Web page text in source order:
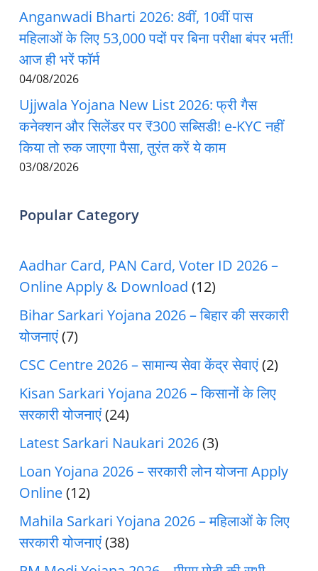
Anganwadi Bharti 2026: 8वीं, 10वीं पास
महिलाओं के लिए 53,000 पदों पर बिना परीक्षा बंपर भर्ती!
आज ही भरें फॉर्म
04/08/2026
Ujjwala Yojana New List 2026: फ्री गैस
कनेक्शन और सिलेंडर पर ₹300 सब्सिडी! e-KYC नहीं
किया तो रुक जाएगा पैसा, तुरंत करें ये काम
03/08/2026
Popular Category
Aadhar Card, PAN Card, Voter ID 2026 –
Online Apply & Download (12)
Bihar Sarkari Yojana 2026 – बिहार की सरकारी
योजनाएं(7)
CSC Centre 2026 – सामान्य सेवा केंद्र सेवाएं(2)
Kisan Sarkari Yojana 2026 – किसानों के लिए
सरकारी योजनाएं(24)
Latest Sarkari Naukari 2026(3)
Loan Yojana 2026 – सरकारी लोन योजना Apply
Online(12)
Mahila Sarkari Yojana 2026 – महिलाओं के लिए
सरकारी योजनाएं(38)